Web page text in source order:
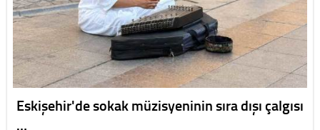
Eskişehir'de sokak müzisyeninin sıra dışı çalgısı
…